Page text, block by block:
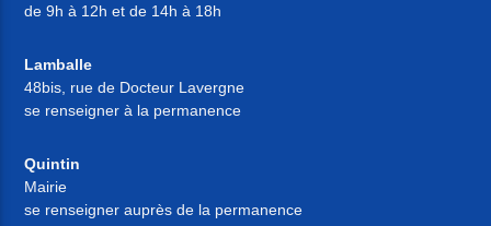
de 9h à 12h et de 14h à 18h
Lamballe
48bis, rue de Docteur Lavergne
se renseigner à la permanence
Quintin
Mairie
se renseigner auprès de la permanence